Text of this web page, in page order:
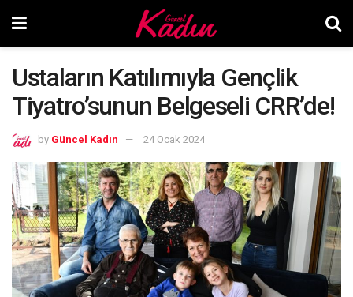
Ustaların Katılımıyla Gençlik
Tiyatro’sunun Belgeseli CRR’de!
by Güncel Kadın 24 Ocak 2024